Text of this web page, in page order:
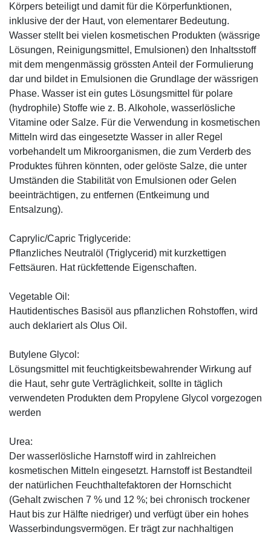
Körpers beteiligt und damit für die Körperfunktionen,
inklusive der der Haut, von elementarer Bedeutung.
Wasser stellt bei vielen kosmetischen Produkten (wässrige
Lösungen, Reinigungsmittel, Emulsionen) den Inhaltsstoff
mit dem mengenmässig grössten Anteil der Formulierung
dar und bildet in Emulsionen die Grundlage der wässrigen
Phase. Wasser ist ein gutes Lösungsmittel für polare
(hydrophile) Stoffe wie z. B. Alkohole, wasserlösliche
Vitamine oder Salze. Für die Verwendung in kosmetischen
Mitteln wird das eingesetzte Wasser in aller Regel
vorbehandelt um Mikroorganismen, die zum Verderb des
Produktes führen könnten, oder gelöste Salze, die unter
Umständen die Stabilität von Emulsionen oder Gelen
beeinträchtigen, zu entfernen (Entkeimung und
Entsalzung).
Caprylic/Capric Triglyceride:
Pflanzliches Neutralöl (Triglycerid) mit kurzkettigen
Fettsäuren. Hat rückfettende Eigenschaften.
Vegetable Oil:
Hautidentisches Basisöl aus pflanzlichen Rohstoffen, wird
auch deklariert als Olus Oil.
Butylene Glycol:
Lösungsmittel mit feuchtigkeitsbewahrender Wirkung auf
die Haut, sehr gute Verträglichkeit, sollte in täglich
verwendeten Produkten dem Propylene Glycol vorgezogen
werden
Urea:
Der wasserlösliche Harnstoff wird in zahlreichen
kosmetischen Mitteln eingesetzt. Harnstoff ist Bestandteil
der natürlichen Feuchthaltefaktoren der Hornschicht
(Gehalt zwischen 7 % und 12 %; bei chronisch trockener
Haut bis zur Hälfte niedriger) und verfügt über ein hohes
Wasserbindungsvermögen. Er trägt zur nachhaltigen